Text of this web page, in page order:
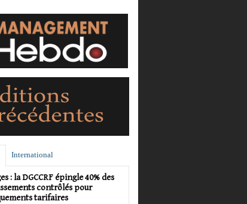
International
: la DGCCRF épingle 40% des
contrôlés pour
tarifaires